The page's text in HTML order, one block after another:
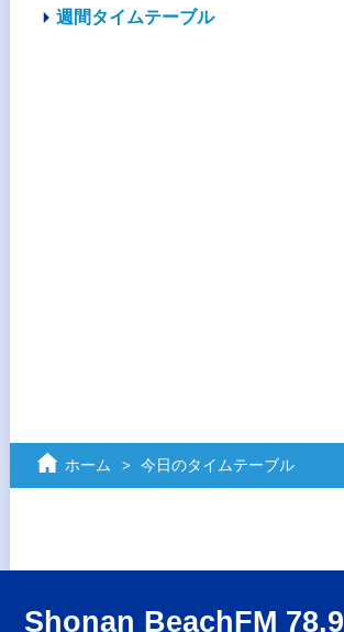
週間タイムテーブル
ホーム 今日のタイムテーブル
Shonan BeachFM 78.9